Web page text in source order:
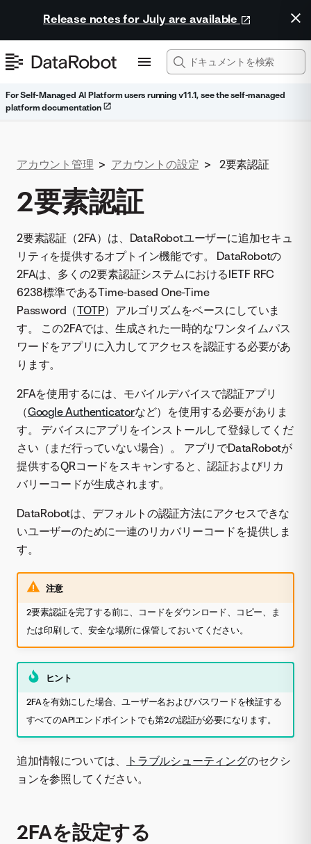
Release notes for July are available
For Self-Managed AI Platform users running v11.1, see the self-managed
platform documentation
アカウント管理 > アカウントの設定 > 2要素認証
2要素認証
2要素認証（2FA）は、DataRobotユーザーに追加セキュ
リティを提供するオプトイン機能です。 DataRobotの
2FAは、多くの2要素認証システムにおけるIETF RFC
6238標準であるTime-based One-Time
Password（TOTP）アルゴリズムをベースにしていま
す。 この2FAでは、生成された一時的なワンタイムパス
ワードをアプリに入力してアクセスを認証する必要があ
ります。
2FAを使用するには、モバイルデバイスで認証アプリ
（Google Authenticatorなど）を使用する必要がありま
す。 デバイスにアプリをインストールして登録してくだ
さい（まだ行っていない場合）。 アプリでDataRobotが
提供するQRコードをスキャンすると、認証およびリカ
バリーコードが生成されます。
DataRobotは、デフォルトの認証方法にアクセスできな
いユーザーのために一連のリカバリーコードを提供しま
す。
注意
2要素認証を完了する前に、コードをダウンロード、コピー、ま
たは印刷して、安全な場所に保管しておいてください。
ヒント
2FAを有効にした場合、ユーザー名およびパスワードを検証する
すべてのAPIエンドポイントでも第2の認証が必要になります。
追加情報については、 トラブルシューティングのセクシ
ョンを参照してください。
2FAを設定する